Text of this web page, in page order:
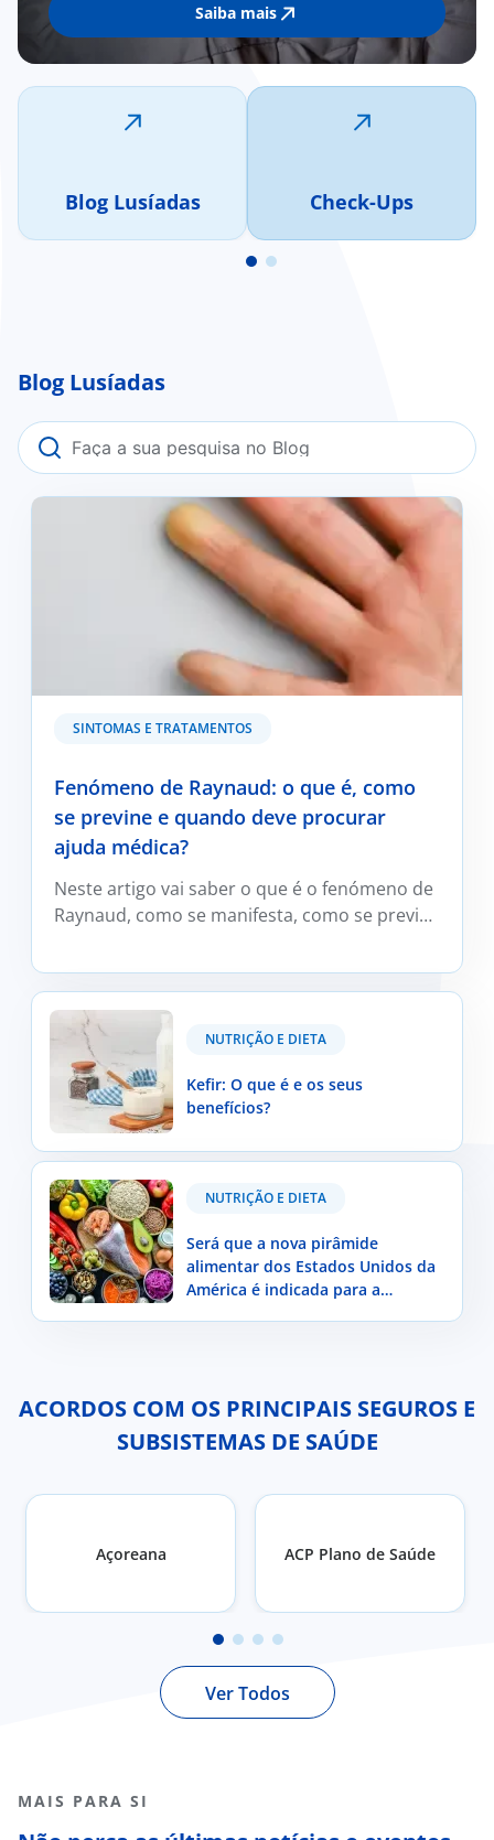
Saiba mais
Blog Lusíadas Check-Ups
Blog Lusíadas
SINTOMAS E TRATAMENTOS
Fenómeno de Raynaud: o que é, como
se previne e quando deve procurar
ajuda médica?
Neste artigo vai saber o que é o fenómeno de
Raynaud, como se manifesta, como se previne
por um médico reumatologista.
Fenómeno de Raynaud: o que é, como se previne e
quando deve procurar ajuda médica?
NUTRIÇÃO E DIETA
Kefir: O que é e os seus
benefícios?
Kefir: O que é e os seus benefícios?
NUTRIÇÃO E DIETA
Será que a nova pirâmide
alimentar dos Estados Unidos da
América é indicada para a
Será que a nova pirâmide alimentar dos Estados
Unidos da América é indicada para a população
portuguesa?
ACORDOS COM OS PRINCIPAIS SEGUROS E
SUBSISTEMAS DE SAÚDE
Açoreana ACP Plano de Saúde
Ver Todos
MAIS PARA SI